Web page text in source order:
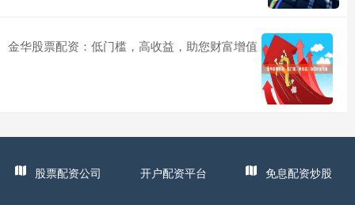
金华股票配资：低门槛，高收益，助您财富增值
股票配资公司 开户配资平台 免息配资炒股